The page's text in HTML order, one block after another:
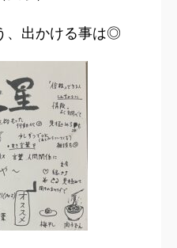
、出かける事は◎